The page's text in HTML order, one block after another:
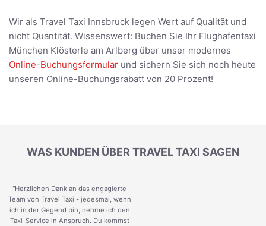
Wir als Travel Taxi Innsbruck legen Wert auf Qualität und
nicht Quantität. Wissenswert: Buchen Sie Ihr Flughafentaxi
München Klösterle am Arlberg über unser modernes
Online-Buchungsformular und sichern Sie sich noch heute
unseren Online-Buchungsrabatt von 20 Prozent!
WAS KUNDEN ÜBER TRAVEL TAXI SAGEN
“Herzlichen Dank an das engagierte
Team von Travel Taxi - jedesmal, wenn
ich in der Gegend bin, nehme ich den
Taxi-Service in Anspruch. Du kommst